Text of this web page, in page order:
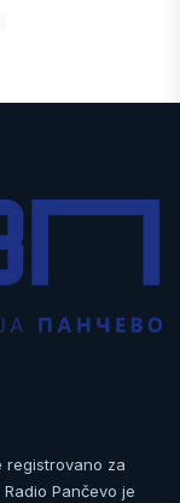
registrovano za
Pančevo je